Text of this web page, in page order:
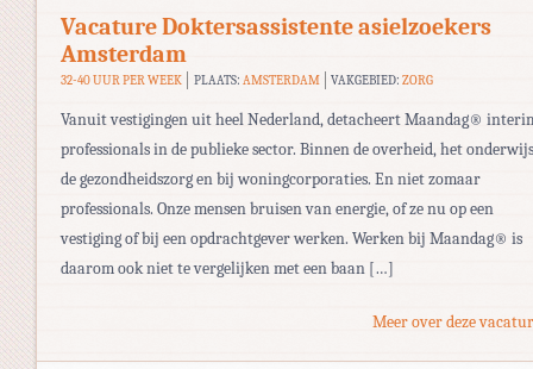
Vacature Doktersassistente asielzoekers
Amsterdam
32-40 UUR PER WEEK PLAATS: AMSTERDAM VAKGEBIED:ZORG
Vanuit vestigingen uit heel Nederland, detacheert Maandag®
professionals in de publieke sector. Binnen de overheid, het
de gezondheidszorg en bij woningcorporaties. En niet zomaar
professionals. Onze mensen bruisen van energie, of ze nu op een
vestiging of bij een opdrachtgever werken. Werken bij Maandag® is
daarom ook niet te vergelijken met een baan […]
Meer over deze